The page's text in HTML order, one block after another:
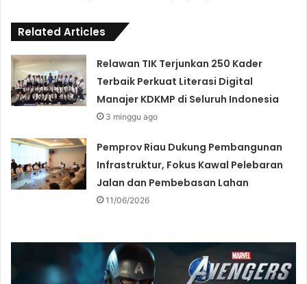
Related Articles
Relawan TIK Terjunkan 250 Kader
Terbaik Perkuat Literasi Digital
Manajer KDKMP di Seluruh Indonesia
3 minggu ago
Pemprov Riau Dukung Pembangunan
Infrastruktur, Fokus Kawal Pelebaran
Jalan dan Pembebasan Lahan
11/06/2026